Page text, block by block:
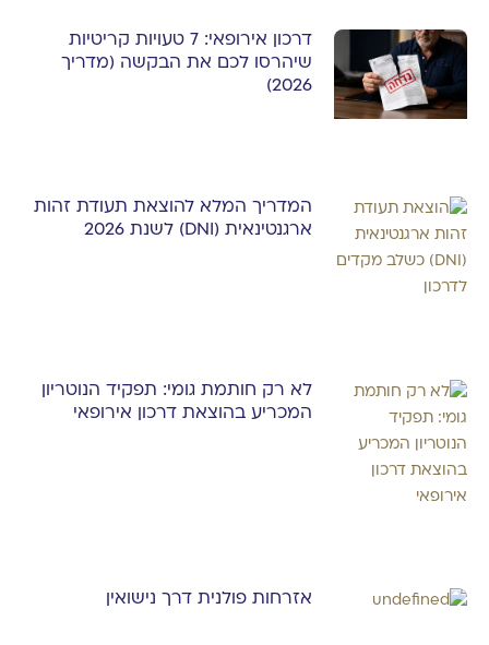
דרכון אירופאי: 7 טעויות קריטיות
שיהרסו לכם את הבקשה (מדריך
2026)
המדריך המלא להוצאת תעודת זהות
ארגנטינאית (DNI) לשנת 2026
לא רק חותמת גומי: תפקיד הנוטריון
המכריע בהוצאת דרכון אירופאי
אזרחות פולנית דרך נישואין